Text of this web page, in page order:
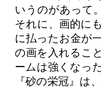
いうのがあって
それに、画的に
に払ったお金が
の画を入れるこ
ームは強くなっ
『砂の栄冠』は